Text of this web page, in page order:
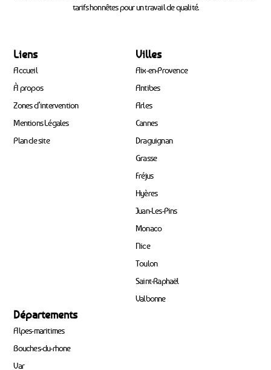
tarifs honnêtes pour un travail de qualité.
Liens
Accueil
À propos
Zones d’intervention
Mentions Légales
Plan de site
Villes
Aix-en-Provence
Antibes
Arles
Cannes
Draguignan
Grasse
Fréjus
Hyères
Juan-Les-Pins
Monaco
Nice
Toulon
Saint-Raphaël
Valbonne
Départements
Alpes-maritimes
Bouches-du-rhone
Var